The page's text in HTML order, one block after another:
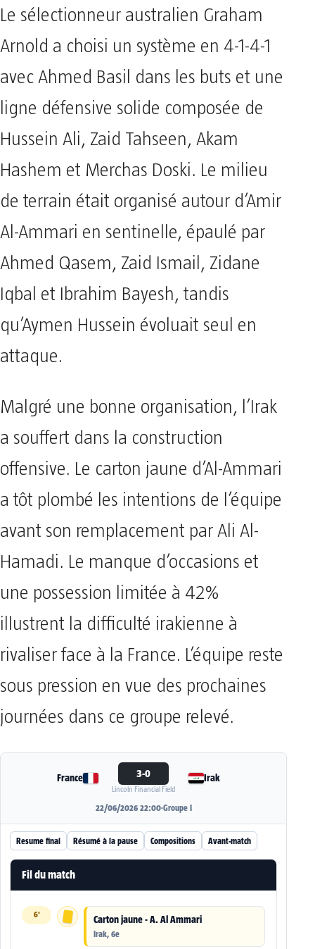
Le sélectionneur australien Graham
Arnold a choisi un système en 4-1-4-1
avec Ahmed Basil dans les buts et une
ligne défensive solide composée de
Hussein Ali, Zaid Tahseen, Akam
Hashem et Merchas Doski. Le milieu
de terrain était organisé autour d’Amir
Al-Ammari en sentinelle, épaulé par
Ahmed Qasem, Zaid Ismail, Zidane
Iqbal et Ibrahim Bayesh, tandis
qu’Aymen Hussein évoluait seul en
attaque.
Malgré une bonne organisation, l’Irak
a souffert dans la construction
offensive. Le carton jaune d’Al-Ammari
a tôt plombé les intentions de l’équipe
avant son remplacement par Ali Al-
Hamadi. Le manque d’occasions et
une possession limitée à 42%
illustrent la difficulté irakienne à
rivaliser face à la France. L’équipe reste
sous pression en vue des prochaines
journées dans ce groupe relevé.
France 3-0
Lincoln Financial Field
Irak
22/06/2026 22:00· Groupe I
Resume final Résumé à la pause Compositions Avant-match
Fil du match
6' Carton jaune - A. Al Ammari
Irak, 6e